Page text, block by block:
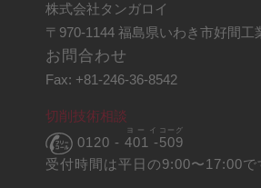
株式会社タンガロイ
〒970-1144 福島県いわき市好間工
お問合わせ
Fax: +81-246-36-8542
切削技術相談
0120 - 401 -
ヨーイ
509
コーグ
受付時間は平日の9:00〜17:00で